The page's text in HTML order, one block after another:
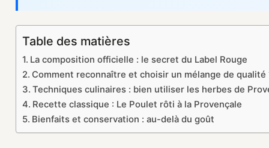
Table des matières
La composition officielle : le secret du Label Rouge
Comment reconnaître et choisir un mélange de qualité
Techniques culinaires : bien utiliser les herbes de
Recette classique : Le Poulet rôti à la Provençale
Bienfaits et conservation : au-delà du goût